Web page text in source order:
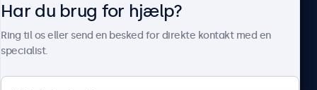
Har du brug for hjælp?
Ring til os eller send en besked for direkte kontakt med en
specialist.